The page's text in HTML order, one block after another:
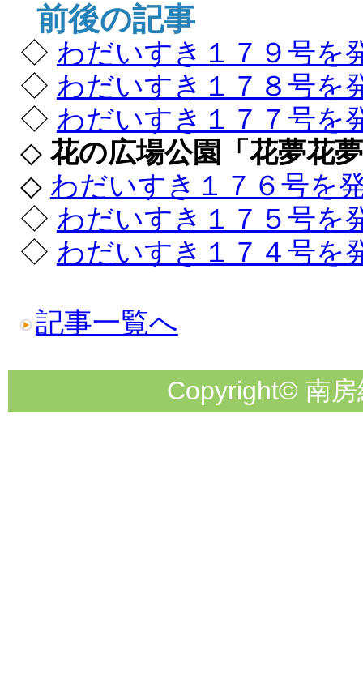
前後の記事
◇ わだいすき１７９号を
◇ わだいすき１７８号を
◇ わだいすき１７７号を
◇ 花の広場公園「花夢花
◇ わだいすき１７６号を
◇ わだいすき１７５号を
◇ わだいすき１７４号を
記事一覧へ
Copyright© 南